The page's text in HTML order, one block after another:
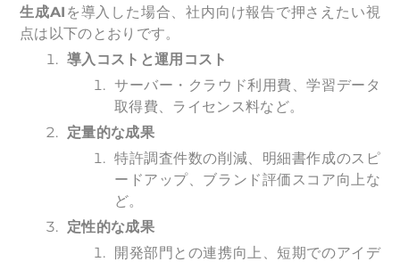
生成AI を導入した場合、社内向け報告で押さえたい視
点は以下のとおりです。
導入コストと運用コスト
サーバー・クラウド利用費、学習データ
取得費、ライセンス料など。
定量的な成果
特許調査件数の削減、明細書作成のスピ
ードアップ、ブランド評価スコア向上な
ど。
定性的な成果
開発部門との連携向上、短期でのアイデ